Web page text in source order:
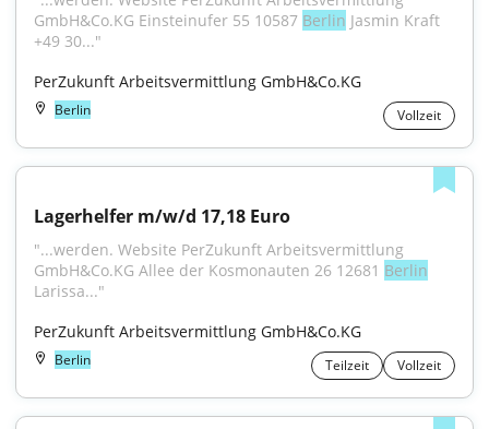
GmbH&Co.KG Einsteinufer 55 10587 Berlin Jasmin Kraft
+49 30..."
PerZukunft Arbeitsvermittlung GmbH&Co.KG
Berlin Vollzeit
Lagerhelfer m/w/d 17,18 Euro
"...werden. Website PerZukunft Arbeitsvermittlung
GmbH&Co.KG Allee der Kosmonauten 26 12681 Berlin
Larissa..."
PerZukunft Arbeitsvermittlung GmbH&Co.KG
Berlin Teilzeit Vollzeit